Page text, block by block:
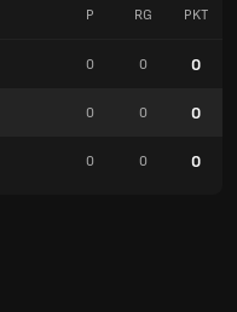
P RG PKT
0 0 0
0 0 0
0 0 0